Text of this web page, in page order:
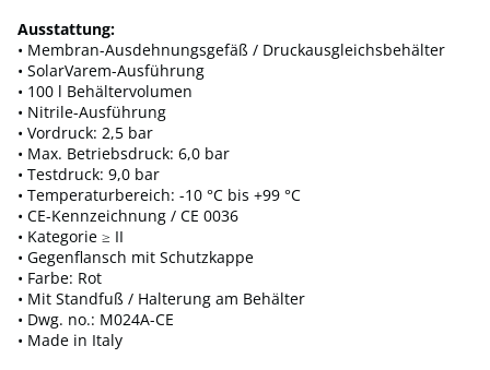
Ausstattung:
• Membran-Ausdehnungsgefäß / Druckausgleichsbehälter
• SolarVarem-Ausführung
• 100 l Behältervolumen
• Nitrile-Ausführung
• Vordruck: 2,5 bar
• Max. Betriebsdruck: 6,0 bar
• Testdruck: 9,0 bar
• Temperaturbereich: -10 °C bis +99 °C
• CE-Kennzeichnung / CE 0036
• Kategorie ≥ II
• Gegenflansch mit Schutzkappe
• Farbe: Rot
• Mit Standfuß / Halterung am Behälter
• Dwg. no.: M024A-CE
• Made in Italy